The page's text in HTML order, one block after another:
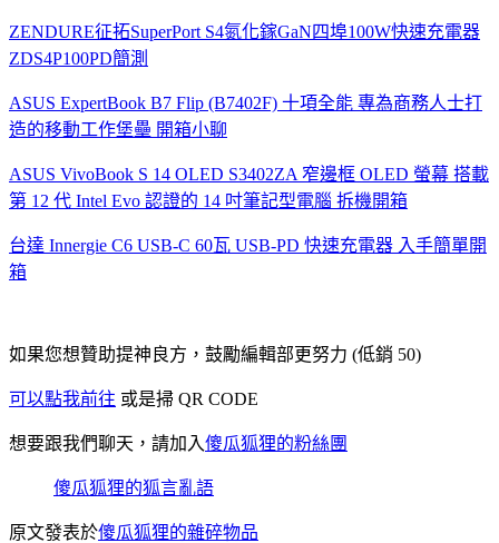
ZENDURE征拓SuperPort S4氮化鎵GaN四埠100W快速充電器
ZDS4P100PD簡測
ASUS ExpertBook B7 Flip (B7402F) 十項全能 專為商務人士打
造的移動工作堡壘 開箱小聊
ASUS VivoBook S 14 OLED S3402ZA 窄邊框 OLED 螢幕 搭載
第 12 代 Intel Evo 認證的 14 吋筆記型電腦 拆機開箱
台達 Innergie C6 USB-C 60瓦 USB-PD 快速充電器 入手簡單開
箱
如果您想贊助提神良方，鼓勵編輯部更努力 (低銷 50)
可以點我前往 或是掃 QR CODE
想要跟我們聊天，請加入傻瓜狐狸的粉絲團
傻瓜狐狸的狐言亂語
原文發表於傻瓜狐狸的雜碎物品